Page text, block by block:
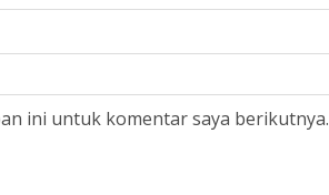
ini untuk komentar saya berikutnya.